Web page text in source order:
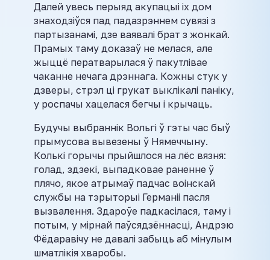
Далей увесь перыяд акупацыі іх дом
знаходзіўся пад падазрэннем сувязі з
партызанамі, дзе ваявалі брат з жонкай.
Прамых таму доказаў не мелася, але
жыццё ператварылася ў пакутлівае
чаканне нечага дрэннага. Кожны стук у
дзверы, стрэл ці грукат выклікалі паніку,
у роспачы хацелася бегчы і крычаць.
Будучы выбраннік Вольгі ў гэты час быў
прымусова вывезены ў Нямеччыну.
Колькі горычы прыйшлося на лёс вязня:
голад, здзекі, выпадковае раненне ў
плячо, якое атрымаў падчас воінскай
службы на тэрыторыі Германіі пасля
вызвалення. Здароўе падкасілася, таму і
потым, у мірнай паўсядзённасці, Андрэю
Фёдаравічу не давалі забыць аб мінулым
шматлікія хваробы.